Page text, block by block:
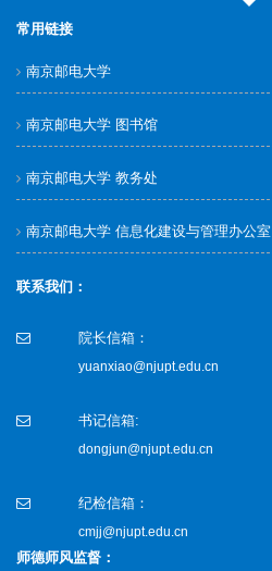
常用链接
南京邮电大学
南京邮电大学 图书馆
南京邮电大学 教务处
南京邮电大学 信息化建设与管理办公室
联系我们：
院长信箱：
yuanxiao@njupt.edu.cn
书记信箱:
dongjun@njupt.edu.cn
纪检信箱：
cmjj@njupt.edu.cn
师德师风监督：